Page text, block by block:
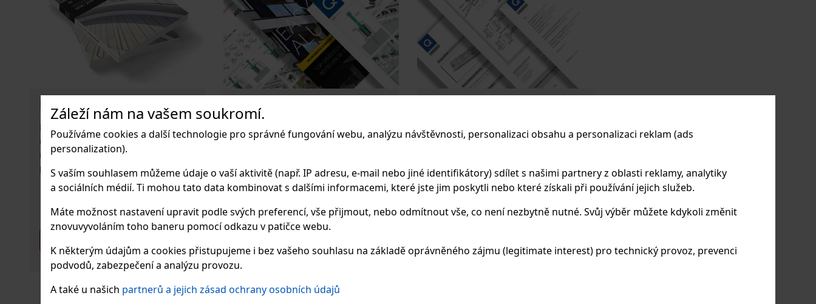
Záleží nám na vašem soukromí.
Používáme cookies a další technologie pro správné fungování webu, analýzu návštěvnosti, personalizaci obsahu a personalizaci reklam (ads
personalization).
S vaším souhlasem můžeme údaje o vaší aktivitě (např. IP adresu, e-mail nebo jiné identifikátory) sdílet s našimi partnery z oblasti reklamy, analytiky
a sociálních médií. Ti mohou tato data kombinovat s dalšími informacemi, které jste jim poskytli nebo které získali při používání jejich služeb.
Máte možnost nastavení upravit podle svých preferencí, vše přijmout, nebo odmítnout vše, co není nezbytně nutné. Svůj výběr můžete kdykoli změnit
znovuvyvoláním toho baneru pomocí odkazu v patičce webu.
K některým údajům a cookies přistupujeme i bez vašeho souhlasu na základě oprávněného zájmu (legitimate interest) pro technický provoz, prevenci
podvodů, zabezpečení a analýzu provozu.
A také u našich partnerů a jejich zásad ochrany osobních údajů
Katalogy
Prohlédněte si naše katalogy Q-railing
na Rubelo.cz, kde najdete kompletní
nabídku zábradlí a příslušenství s
podrobnými specifikacemi a inspirací.
Montážní návody
V sekci "Montážní návody" na
Rubelo.cz najdete podrobné návody k
railing pro snadnou a bezpečnou
montáž.
Technické listy na Rubelo.cz poskytují
detailní informace o produktech Q-
pokynů pro správné použití.